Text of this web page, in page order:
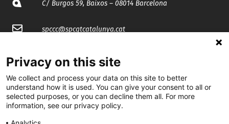
C/ Burgos 59, Baixos – 08014 Barcelona
spccc@spcgtcatalunya.cat
@CGTCatalunya
cgtcatalunya
Privacy on this site
We collect and process your data on this site to better
understand how it is used. You can give your consent to all or
selected purposes, or you can decline them all. For more
information, see our privacy policy.